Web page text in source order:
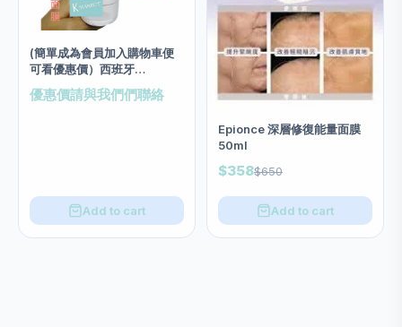
(簡單成為會員加入購物車便
可看優惠價）西班牙
Tegoder 基因美白完美再生
面膜 salon size 200ml
優惠價請與我們們聯絡
Add to cart
Epionce 深層修復能量面膜
50ml
$358$650
Add to cart